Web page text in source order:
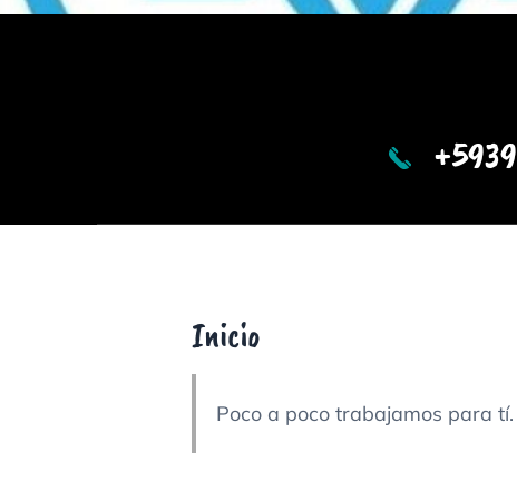
Inicio
Poco a poco trabajamos para